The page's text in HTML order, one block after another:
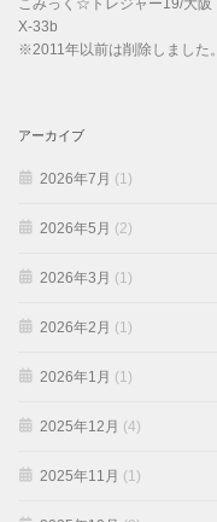
こみっく☆トレジャー19/大阪
X-33b
※2011年以前は削除しました。
アーカイブ
2026年7月 (1)
2026年5月 (2)
2026年3月 (1)
2026年2月 (1)
2026年1月 (1)
2025年12月 (4)
2025年11月 (1)